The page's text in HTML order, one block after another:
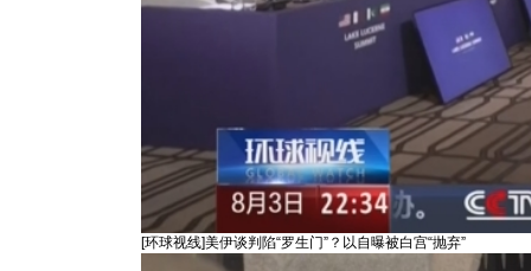
[环球视线]美伊谈判陷“罗生门”？以自曝被白宫“抛弃”